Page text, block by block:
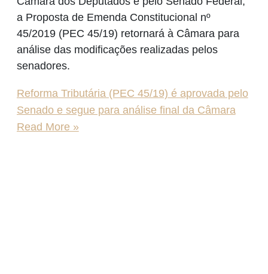
a Proposta de Emenda Constitucional nº
45/2019 (PEC 45/19) retornará à Câmara para
análise das modificações realizadas pelos
senadores.
Reforma Tributária (PEC 45/19) é aprovada pelo
Senado e segue para análise final da Câmara
Read More »